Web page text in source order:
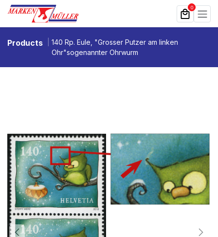
Zum Inhalt springen 0
Products
140 Rp. Eule, "Grosser Putzer am linken
Ohr"sogenannter Ohrwurm